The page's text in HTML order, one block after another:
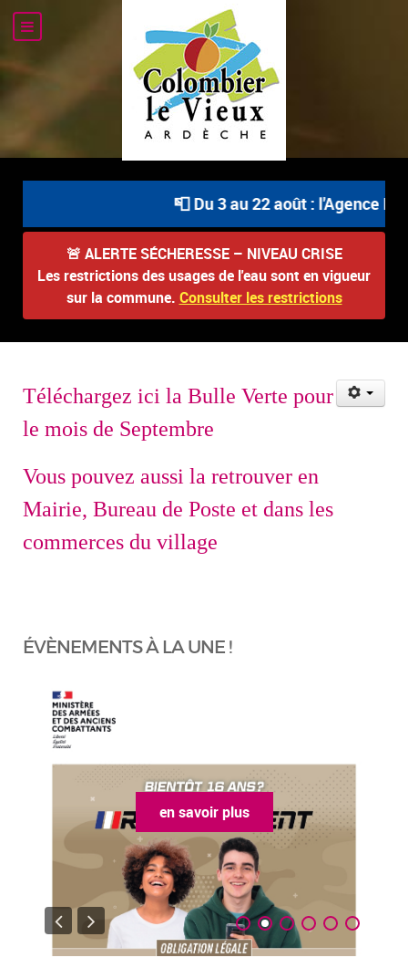
📮 Du 3 au 22 août : l'Agence
🚨 ALERTE SÉCHERESSE – NIVEAU CRISE
Les restrictions des usages de l'eau sont en vigueur
sur la commune. Consulter les restrictions
Téléchargez ici la Bulle Verte pour
le mois de Septembre
Vous pouvez aussi la retrouver en
Mairie, Bureau de Poste et dans les
commerces du village
ÉVÈNEMENTS À LA UNE !
en savoir plus